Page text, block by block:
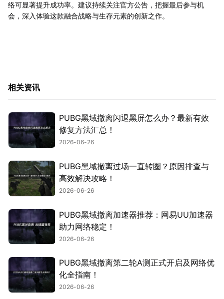
络可显著提升成功率。建议持续关注官方公告，把握最后参与机
会，深入体验这款融合战略与生存元素的创新之作。
相关资讯
PUBG黑域撤离闪退黑屏怎么办？最新有效
修复方法汇总！
2026-06-26
PUBG黑域撤离过场一直转圈？原因排查与
高效解决攻略！
2026-06-26
PUBG黑域撤离加速器推荐：网易UU加速器
助力网络稳定！
2026-06-26
PUBG黑域撤离第二轮A测正式开启及网络优
化全指南！
2026-06-26